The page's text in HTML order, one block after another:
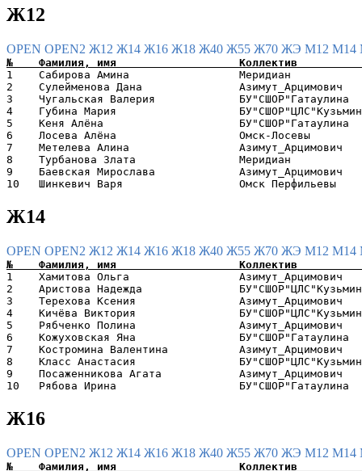
Ж12
OPEN OPEN2 Ж12 Ж14 Ж16 Ж18 Ж40 Ж55 Ж70 ЖЭ М12 М14
1    Сабирова Амина                 Меридиан
2    Сулейменова Дана
3    Чугальская Валерия
4    Губина Мария
5    Кеня Алёна
6    Лосева Алёна                   Омск-Лосевы
7    Метелева Алина
8    Турбанова Злата                Меридиан
9    Баевская Мирослава
Ж14
OPEN OPEN2 Ж12 Ж14 Ж16 Ж18 Ж40 Ж55 Ж70 ЖЭ М12 М14
1    Хамитова Ольга
2    Аристова Надежда
3    Терехова Ксения
4    Кичёва Виктория
5    Рябченко Полина
6    Кожуховская Яна
7    Костромина Валентина
8    Класс Анастасия
9    Посаженникова Агата
Ж16
OPEN OPEN2 Ж12 Ж14 Ж16 Ж18 Ж40 Ж55 Ж70 ЖЭ М12 М14